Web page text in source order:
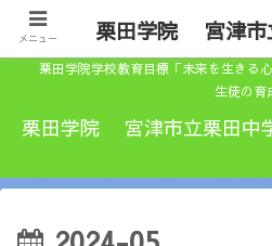
栗田学院学校教育目標「未来を生きる
生徒の育
栗田学院 宮津市立栗田中
メニュー 栗田学院 宮津市